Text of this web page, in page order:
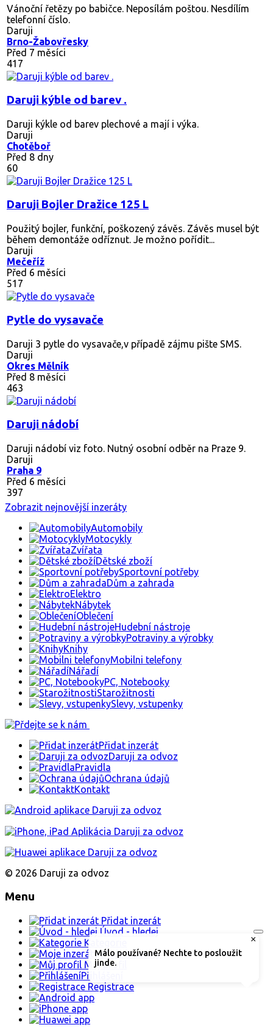
Vánoční řetězy po babičce. Neposílám poštou. Nesdílím
telefonní číslo.
Daruji
Brno-Žabovřesky
Před 7 měsíci
417
Daruji kýble od barev .
Daruji kýkle od barev plechové a mají i výka.
Daruji
Chotěboř
Před 8 dny
60
Daruji Bojler Dražice 125 L
Použitý bojler, funkční, poškozený závěs. Závěs musel být
během demontáže odříznut. Je možno pořídit...
Daruji
Mečeříž
Před 6 měsíci
517
Pytle do vysavače
Daruji 3 pytle do vysavače,v případě zájmu pište SMS.
Daruji
Okres Mělník
Před 8 měsíci
463
Daruji nádobí
Daruji nádobí viz foto. Nutný osobní odběr na Praze 9.
Daruji
Praha 9
Před 6 měsíci
397
Zobrazit nejnovější inzeráty
×
Málo používané? Nechte to posloužit
jinde.
Automobily
Motocykly
Zvířata
Dětské zboží
Sportovní potřeby
Dům a zahrada
Elektro
Nábytek
Oblečení
Hudební nástroje
Potraviny a výrobky
Knihy
Mobilni telefony
Nářadí
PC, Notebooky
Starožitnosti
Slevy, vstupenky
Přidat inzerát
Daruji za odvoz
Pravidla
Ochrana údajů
Kontakt
© 2026 Daruji za odvoz
Menu
Přidat inzerát
Úvod - hledej
Kategorie
Moje inzeráty
Můj profil
Přihlášení
Registrace